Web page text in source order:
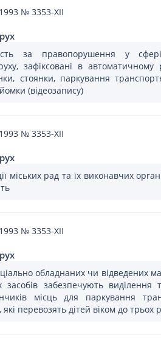
№ 3353-XII
за правопорушення у
зафіксовані в
стоянки, паркування
(відеозапису)
№ 3353-XII
міських рад та їх виконавчих
№ 3353-XII
обладнаних чи відведених
засобів забезпечують
місць для паркування
які перевозять дітей віком до трьох